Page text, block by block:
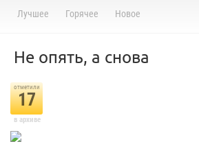
Лучшее Горячее Новое
Не опять, а снова
отметили
17
в архиве